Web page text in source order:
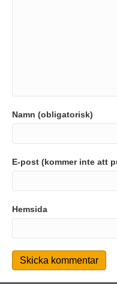
Namn (obligatorisk)
E-post (kommer inte att
Hemsida